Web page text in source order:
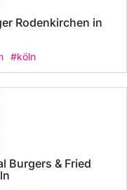
Rodenkirchen in
#köln
Burgers & Fried